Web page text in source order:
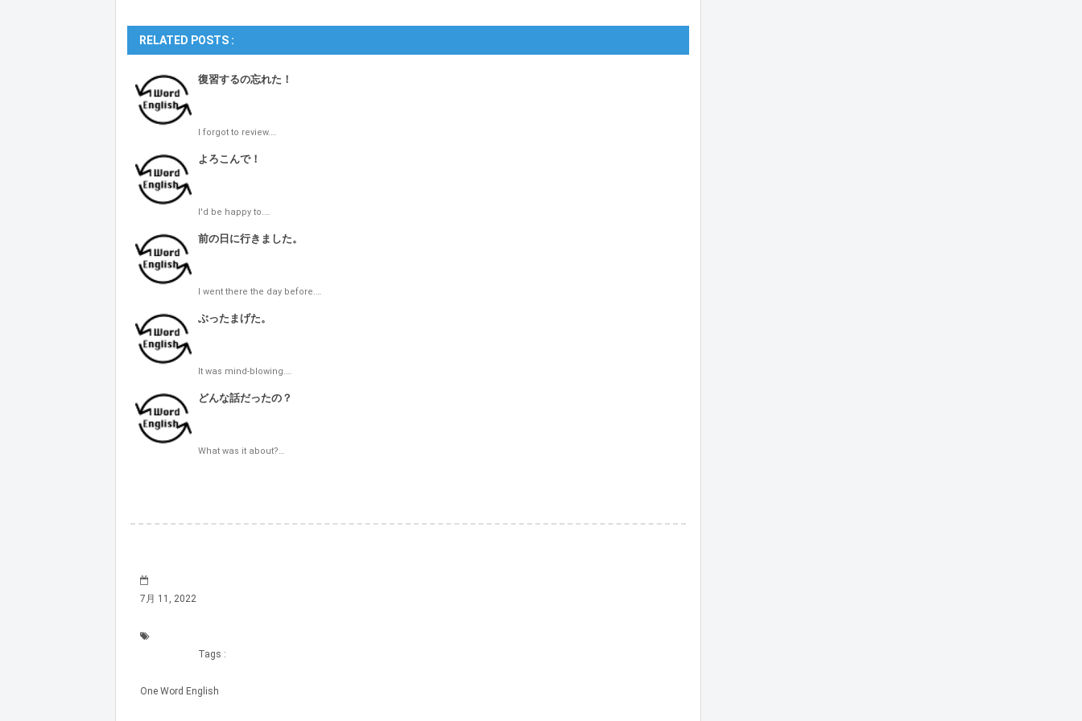
RELATED POSTS :
復習するの忘れた！
I forgot to review.…
よろこんで！
I'd be happy to.…
前の日に行きました。
I went there the day before.…
ぶったまげた。
It was mind-blowing.…
どんな話だったの？
What was it about?…
7月 11, 2022